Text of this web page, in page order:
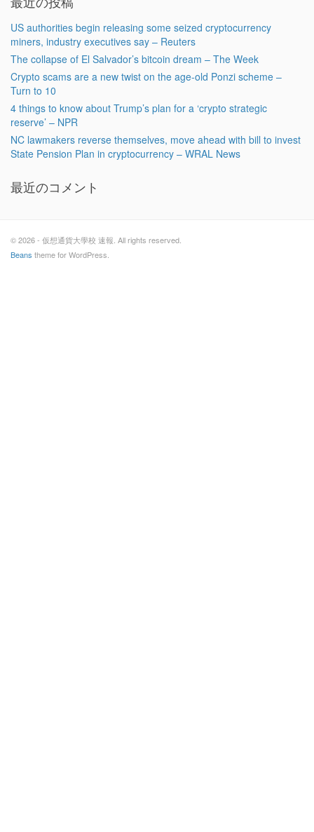
US authorities begin releasing some seized cryptocurrency
miners, industry executives say – Reuters
The collapse of El Salvador’s bitcoin dream – The Week
Crypto scams are a new twist on the age-old Ponzi scheme –
Turn to 10
4 things to know about Trump’s plan for a ‘crypto strategic
reserve’ – NPR
NC lawmakers reverse themselves, move ahead with bill to invest
State Pension Plan in cryptocurrency – WRAL News
最近のコメント
© 2026 - 仮想通貨大學校 速報. All rights reserved.
Beans theme for WordPress.